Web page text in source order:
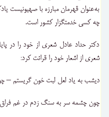
به‌عنوان قهرمان مبارزه با صهیونیست
چه کسی خدمتگزار کشور است.
دکتر حداد عادل شعری از خود را در
شعری از اشعار خود را قرائت کرد:
دیشب به یاد لعل لبت خون گریستم –
چون چشمه سر به سنگ زدم در غم